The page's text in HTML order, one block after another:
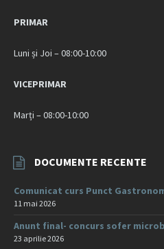
PRIMAR
Luni și Joi – 08:00-10:00
VICEPRIMAR
Marți – 08:00-10:00
DOCUMENTE RECENTE
Comunicat curs Punct
11 mai 2026
Anunt final- concurs sofer
23 aprilie 2026